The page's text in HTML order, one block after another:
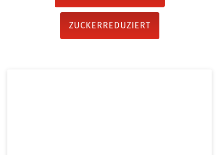
ZUCKERREDUZIERT